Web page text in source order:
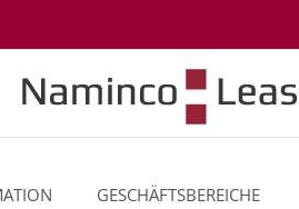
GESCHÄFTSBEREICHE